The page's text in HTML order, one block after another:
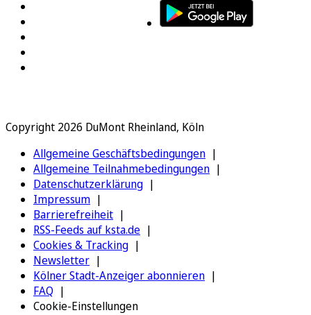
Copyright 2026 DuMont Rheinland, Köln
Allgemeine Geschäftsbedingungen
Allgemeine Teilnahmebedingungen
Datenschutzerklärung
Impressum
Barrierefreiheit
RSS-Feeds auf ksta.de
Cookies & Tracking
Newsletter
Kölner Stadt-Anzeiger abonnieren
FAQ
Cookie-Einstellungen